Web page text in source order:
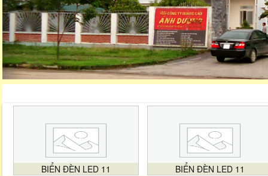
BIỂN ĐÈN LED 11 BIỂN ĐÈN LED 11